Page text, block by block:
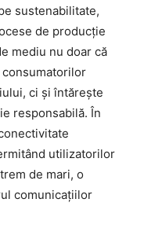
sustenabilitate,
de producție
mediu nu doar că
ci și întărește
responsabilă. În
utilizatorilor
de mari, o
comunicațiilor